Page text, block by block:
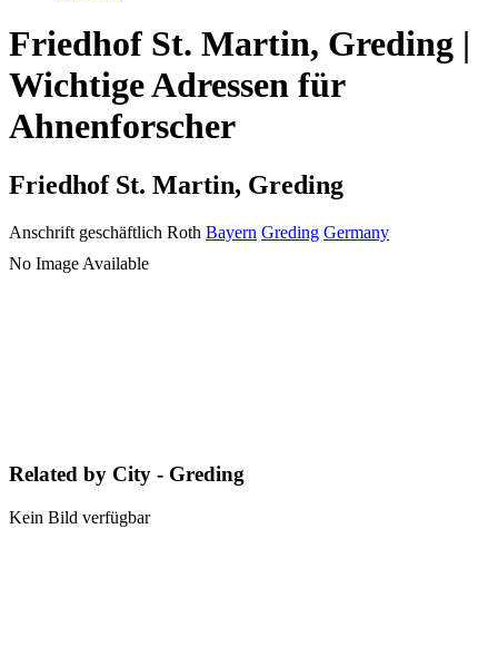
Friedhof St. Martin, Greding |
Wichtige Adressen für
Ahnenforscher
Friedhof St. Martin, Greding
Anschrift geschäftlich Roth Bayern Greding Germany
No Image Available
Related by City - Greding
Kein Bild verfügbar